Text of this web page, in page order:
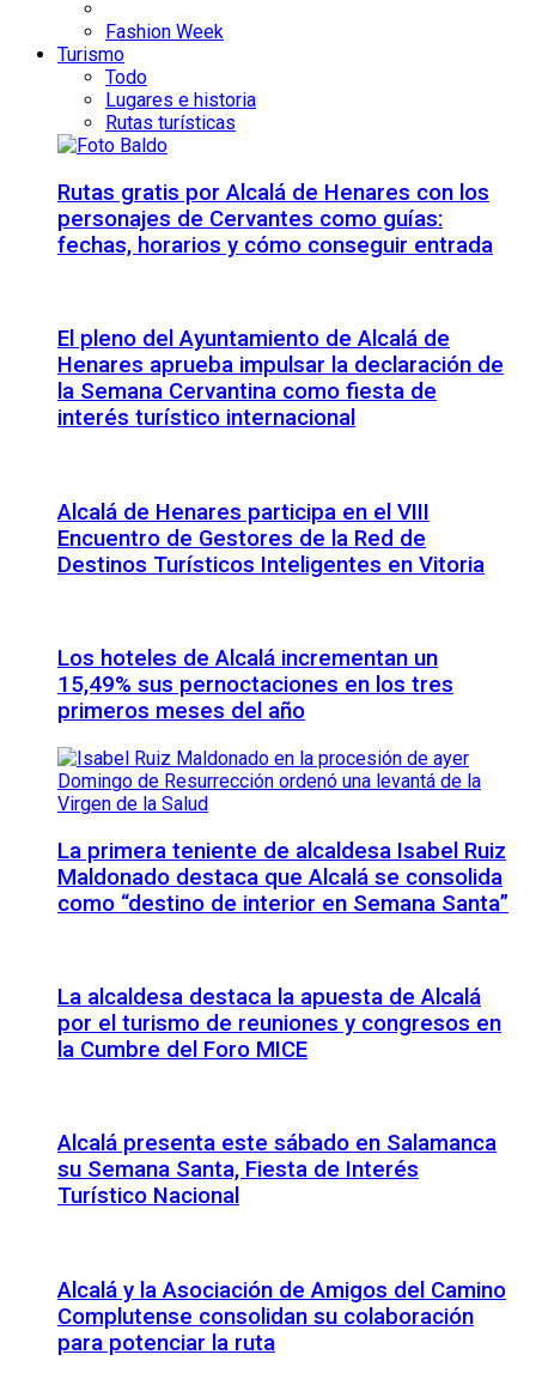
Fashion Week
Turismo
Todo
Lugares e historia
Rutas turísticas
Rutas gratis por Alcalá de Henares con los
personajes de Cervantes como guías:
fechas, horarios y cómo conseguir entrada
El pleno del Ayuntamiento de Alcalá de
Henares aprueba impulsar la declaración de
la Semana Cervantina como fiesta de
interés turístico internacional
Alcalá de Henares participa en el VIII
Encuentro de Gestores de la Red de
Destinos Turísticos Inteligentes en Vitoria
Los hoteles de Alcalá incrementan un
15,49% sus pernoctaciones en los tres
primeros meses del año
La primera teniente de alcaldesa Isabel Ruiz
Maldonado destaca que Alcalá se consolida
como “destino de interior en Semana Santa”
La alcaldesa destaca la apuesta de Alcalá
por el turismo de reuniones y congresos en
la Cumbre del Foro MICE
Alcalá presenta este sábado en Salamanca
su Semana Santa, Fiesta de Interés
Turístico Nacional
Alcalá y la Asociación de Amigos del Camino
Complutense consolidan su colaboración
para potenciar la ruta